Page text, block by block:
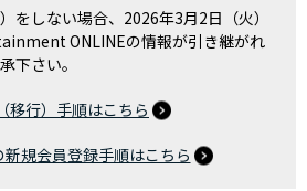
をしない場合、2026年3月2日（火）
ONLINEの情報が引き継がれ
下さい。
移行）手順はこちら
新規会員登録手順はこちら